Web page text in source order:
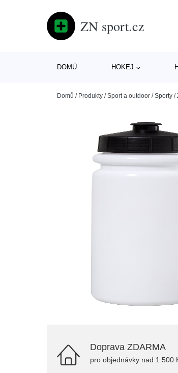
ZN sport.cz
DOMŮ HOKEJ
Domů / Produkty /Sport a outdoor /Sporty /
Doprava ZDARMA
pro objednávky nad 1.500